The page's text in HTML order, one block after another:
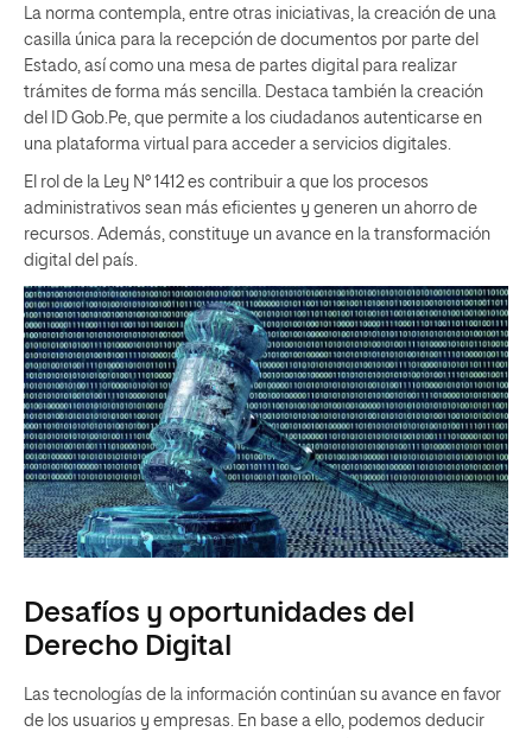
La norma contempla, entre otras iniciativas, la creación de una
casilla única para la recepción de documentos por parte del
Estado, así como una mesa de partes digital para realizar
trámites de forma más sencilla. Destaca también la creación
del ID Gob.Pe, que permite a los ciudadanos autenticarse en
una plataforma virtual para acceder a servicios digitales.
El rol de la Ley N° 1412 es contribuir a que los procesos
administrativos sean más eficientes y generen un ahorro de
recursos. Además, constituye un avance en la transformación
digital del país.
Desafíos y oportunidades del
Derecho Digital
Las tecnologías de la información continúan su avance en favor
de los usuarios y empresas. En base a ello, podemos deducir